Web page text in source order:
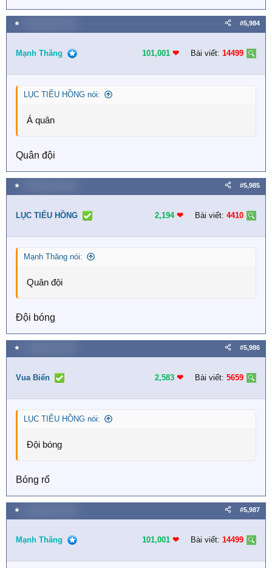
★ #5,984
Mạnh Thăng 101,001 ❤︎ Bài viết: 14499
LỤC TIỂU HỒNG nói:
Á quân
Quân đội
★ #5,985
LỤC TIỂU HỒNG 2,194 ❤︎ Bài viết: 4410
Mạnh Thăng nói:
Quân đội
Đội bóng
★ #5,986
Vua Biển 2,583 ❤︎ Bài viết: 5659
LỤC TIỂU HỒNG nói:
Đội bóng
Bóng rổ
★ #5,987
Mạnh Thăng 101,001 ❤︎ Bài viết: 14499